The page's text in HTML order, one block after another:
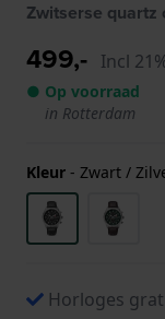
Zwitserse quartz
499,- Incl
● Op voorraad
in Rotterdam
Kleur - Zwart /
Horloges